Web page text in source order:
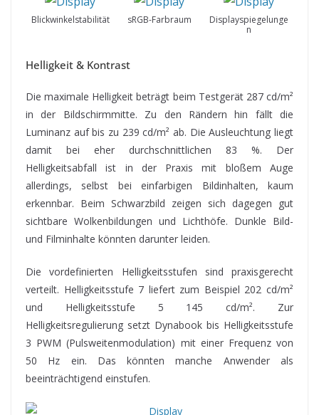
Blickwinkelstabilität sRGB-Farbraum
Displayspiegelunge
n
Helligkeit & Kontrast
Die maximale Helligkeit beträgt beim Testgerät 287 cd/m²
in der Bildschirmmitte. Zu den Rändern hin fällt die
Luminanz auf bis zu 239 cd/m² ab. Die Ausleuchtung liegt
damit bei eher durchschnittlichen 83 %. Der
Helligkeitsabfall ist in der Praxis mit bloßem Auge
allerdings, selbst bei einfarbigen Bildinhalten, kaum
erkennbar. Beim Schwarzbild zeigen sich dagegen gut
sichtbare Wolkenbildungen und Lichthöfe. Dunkle Bild-
und Filminhalte könnten darunter leiden.
Die vordefinierten Helligkeitsstufen sind praxisgerecht
verteilt. Helligkeitsstufe 7 liefert zum Beispiel 202 cd/m²
und Helligkeitsstufe 5 145 cd/m². Zur
Helligkeitsregulierung setzt Dynabook bis Helligkeitsstufe
3 PWM (Pulsweitenmodulation) mit einer Frequenz von
50 Hz ein. Das könnten manche Anwender als
beeinträchtigend einstufen.